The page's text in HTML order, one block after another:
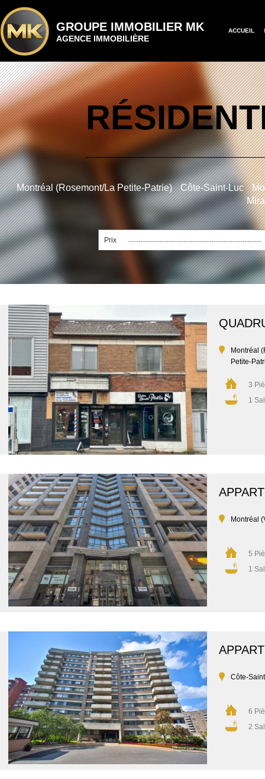
GROUPE IMMOBILIER MK
AGENCE IMMOBILIÈRE
ACCUEIL
Montréal (Rosemont/La Petite-Patrie) Côte-Saint-Luc
Prix
Montréal
Petite-
3
1
Montréal
5
1
Côte-
6
2